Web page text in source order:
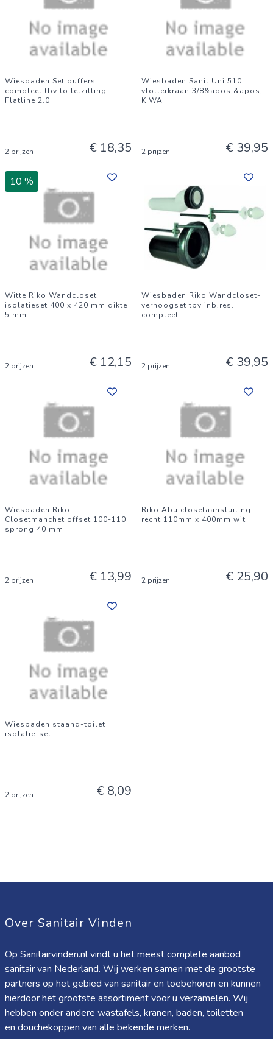
Wiesbaden Set buffers
compleet tbv toiletzitting
Flatline 2.0
2 prijzen € 18,35
Wiesbaden Sanit Uni 510
vlotterkraan 3/8&apos;&apos;
KIWA
2 prijzen € 39,95
10 %
Witte Riko Wandcloset
isolatieset 400 x 420 mm dikte
5 mm
2 prijzen € 12,15
Wiesbaden Riko Wandcloset-
verhoogset tbv inb.res.
compleet
2 prijzen € 39,95
Wiesbaden Riko
Closetmanchet offset 100-110
sprong 40 mm
2 prijzen € 13,99
Riko Abu closetaansluiting
recht 110mm x 400mm wit
2 prijzen € 25,90
Wiesbaden staand-toilet
isolatie-set
2 prijzen € 8,09
Over Sanitair Vinden
Op Sanitairvinden.nl vindt u het meest complete aanbod
sanitair van Nederland. Wij werken samen met de grootste
partners op het gebied van sanitair en toebehoren en kunnen
hierdoor het grootste assortiment voor u verzamelen. Wij
hebben onder andere wastafels, kranen, baden, toiletten
en douchekoppen van alle bekende merken.